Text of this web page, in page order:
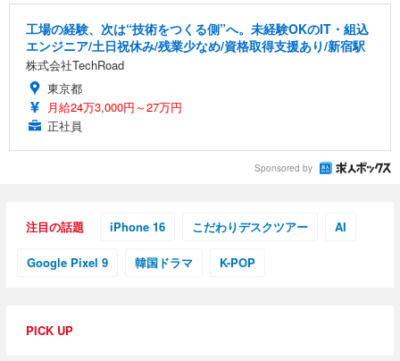
工場の経験、次は“技術をつくる側”へ。未経験OKのIT・組込
エンジニア/土日祝休み/残業少なめ/資格取得支援あり/新宿駅
株式会社TechRoad
東京都
月給24万3,000円～27万円
正社員
Sponsored by
注目の話題 iPhone 16 こだわりデスクツアー AI
Google Pixel 9 韓国ドラマ K-POP
PICK UP